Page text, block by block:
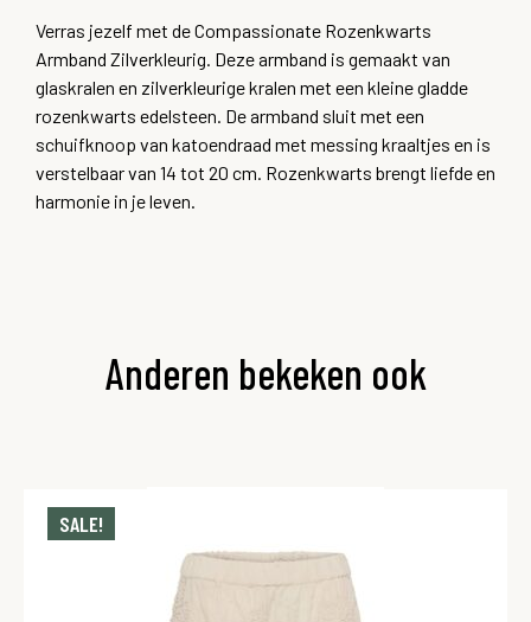
Verras jezelf met de Compassionate Rozenkwarts
Armband Zilverkleurig. Deze armband is gemaakt van
glaskralen en zilverkleurige kralen met een kleine gladde
rozenkwarts edelsteen. De armband sluit met een
schuifknoop van katoendraad met messing kraaltjes en is
verstelbaar van 14 tot 20 cm. Rozenkwarts brengt liefde en
harmonie in je leven.
Anderen bekeken ook
SALE!